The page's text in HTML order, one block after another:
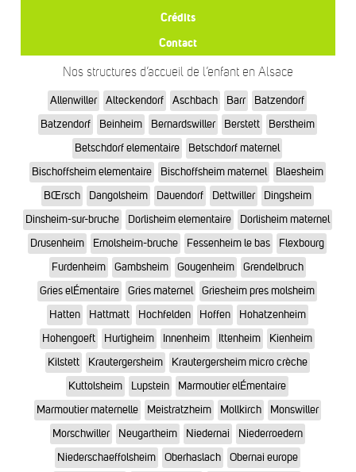
Crédits
Contact
Nos structures d’accueil de l’enfant en Alsace
Allenwiller Alteckendorf Aschbach Barr
Batzendorf
Batzendorf
Beinheim Bernardswiller Berstett
Berstheim
Betschdorf elementaire
Betschdorf maternel
Bischoffsheim elementaire
Bischoffsheim maternel
Blaesheim
BŒrsch
Dangolsheim Dauendorf Dettwiller
Dingsheim
Dinsheim-sur-bruche
Dorlisheim elementaire
Dorlisheim maternel
Drusenheim
Ernolsheim-bruche Fessenheim le bas
Flexbourg
Furdenheim
Gambsheim Gougenheim
Grendelbruch
Gries elÉmentaire
Gries maternel
Griesheim pres molsheim
Hatten
Hattmatt Hochfelden Hoffen
Hohatzenheim
Hohengoeft
Hurtigheim Innenheim Ittenheim
Kienheim
Kilstett
Krautergersheim
Krautergersheim micro crèche
Kuttolsheim
Lupstein
Marmoutier elÉmentaire
Marmoutier maternelle
Meistratzheim Mollkirch
Monswiller
Morschwiller
Neugartheim Niedernai
Niederroedern
Niederschaeffolsheim
Oberhaslach
Obernai europe